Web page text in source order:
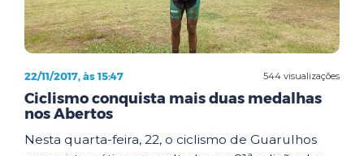
544 visualizações
22/11/2017, às 15:47
Ciclismo conquista mais duas medalhas
nos Abertos
Nesta quarta-feira, 22, o ciclismo de Guarulhos